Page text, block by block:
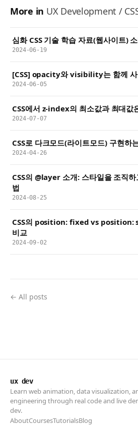
More in UX Development /
심화 CSS 기술 학습 자료(웹사이트)
2024-06-19
[CSS] opacity와 visibility는 함께 사
2024-06-05
CSS에서 z-index의 최소값과 최대값
2024-07-07
CSS로 다크모드(라이트모드) 구현하
2024-04-26
CSS의 @layer 소개: 스타일을 조직
법
2024-08-25
CSS의 position: fixed vs position:
비교
2024-09-02
← All posts
ux dev
Learn web animation, data visualization,
engineering through real code and live
dev.
AboutCoursesTutorialsBlog